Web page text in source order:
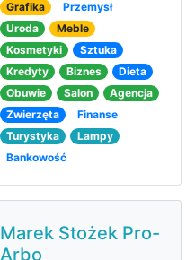
Grafika
Przemysł
Uroda
Meble
Kosmetyki
Sztuka
Kredyty
Biznes
Dieta
Obuwie
Salon
Agencja
Zwierzęta
Finanse
Turystyka
Lampy
Bankowość
Marek Stożek Pro-
Arbo